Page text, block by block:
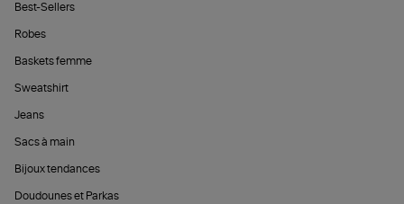
Best-Sellers
Robes
Baskets femme
Sweatshirt
Jeans
Sacs à main
Bijoux tendances
Doudounes et Parkas